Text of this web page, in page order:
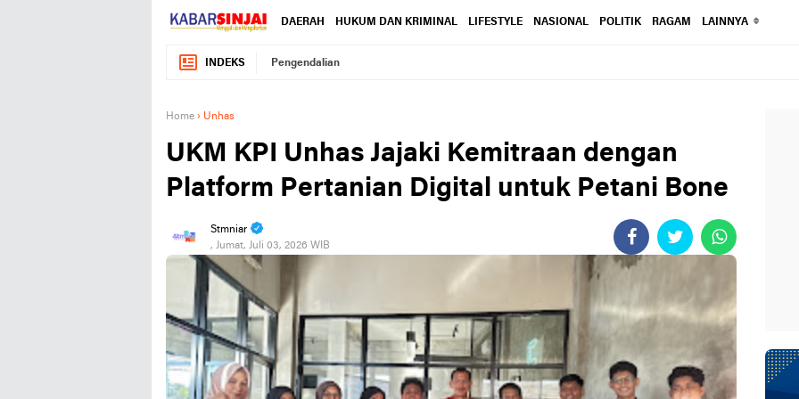
DAERAH HUKUM DAN KRIMINAL LIFESTYLE NASIONAL POLITIK RAGAM LAINNYA
INDEKS Pengendalian
Home › Unhas
UKM KPI Unhas Jajaki Kemitraan dengan
Platform Pertanian Digital untuk Petani Bone
Stmniar
, Jumat, Juli 03, 2026 WIB